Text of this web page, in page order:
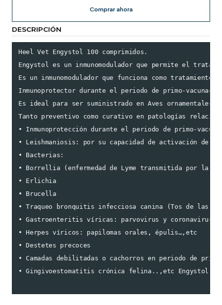
Comprar ahora
DESCRIPCIÓN
Heel Vet Engystol 100 comprimidos.
Engystol es un inmunomodulador que permite el
Es un inmunomodulador que funciona como
Inmunoprotector durante el periodo de primo-
Es ideal para ser suministrado en Aves
Tanto preventivo como curativo en patologías
• Inmunoprotección durante el periodo de primo-
• Leishmaniosis: por su capacidad de activación de
• Bacterias:
• Borrellia (enfermedad de Lyme transmitida por la
• Erlichia
• Brucella
• Traqueo bronquitis infecciosa canina (Tos de las
• Gastroenteritis víricas: parvovirus y coronavirus
• Herpes víricos: papilomas orales, épulis…,etc
• Destetes precoces
• Camadas debilitadas o cachorros en periodo de
• Gingivoestomatitis crónica felina..,etc Engystol